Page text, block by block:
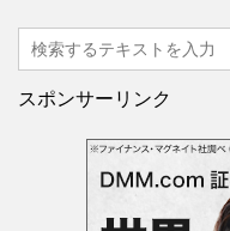
スポンサーリンク